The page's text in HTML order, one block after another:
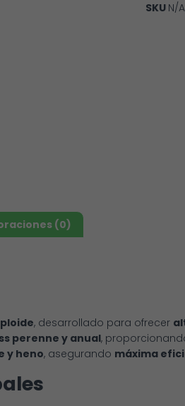
SKU N/A
(0)
, desarrollado para ofrecer
perenne y anual,
y heno, asegurando máxima